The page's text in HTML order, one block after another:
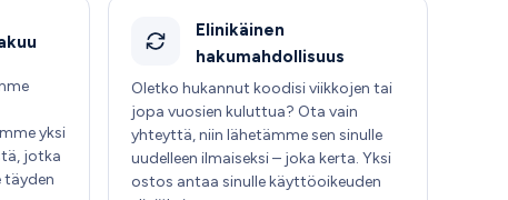
yksi
jotka
täyden
Elinikäinen
hakumahdollisuus
Oletko hukannut koodisi viikkojen tai
jopa vuosien kuluttua? Ota vain
yhteyttä, niin lähetämme sen sinulle
uudelleen ilmaiseksi – joka kerta. Yksi
ostos antaa sinulle käyttöoikeuden